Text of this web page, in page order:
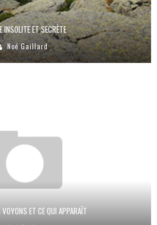
INSOLITE ET SECRÈTE
Noé Gaillard
VOYONS ET CE QUI APPARAÎT